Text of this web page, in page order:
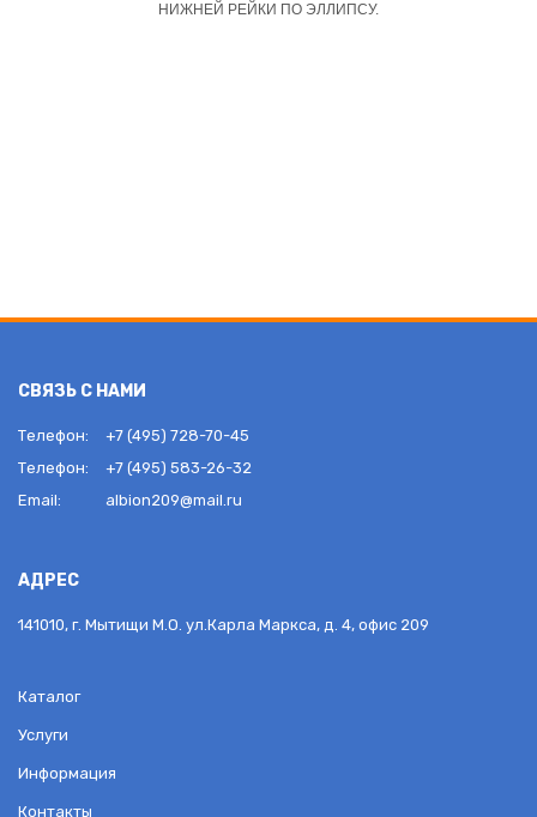
НИЖНЕЙ РЕЙКИ ПО ЭЛЛИПСУ.
СВЯЗЬ С НАМИ
Телефон:
+7 (495) 728-70-45
Телефон:
+7 (495) 583-26-32
Email:
albion209@mail.ru
АДРЕС
141010, г. Мытищи М.О. ул.Карла Маркса, д. 4, офис 209
Каталог
Услуги
Информация
Контакты